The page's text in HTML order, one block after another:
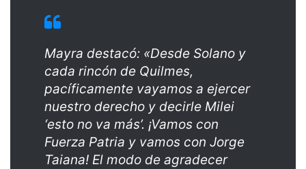
Mayra destacó: «Desde Solano y
cada rincón de Quilmes,
pacíficamente vayamos a ejercer
nuestro derecho y decirle Milei
‘esto no va más’. ¡Vamos con
Fuerza Patria y vamos con Jorge
Taiana! El modo de agradecer